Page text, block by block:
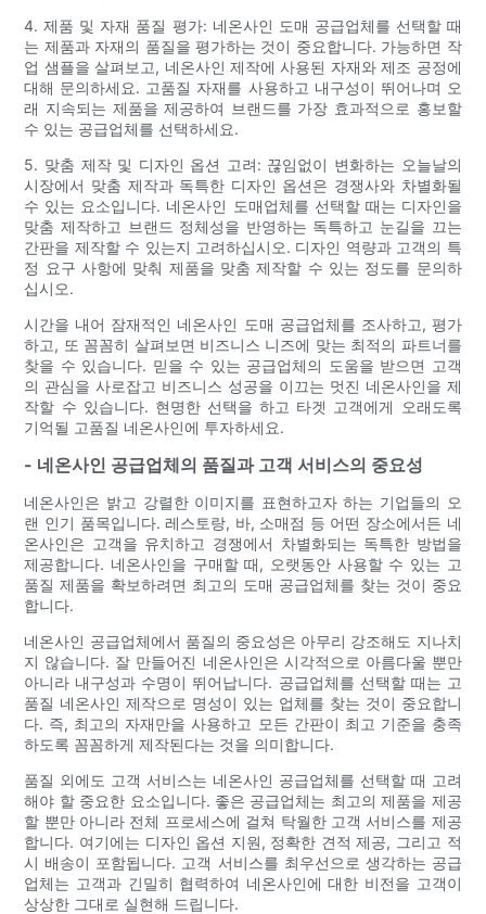
4. 제품 및 자재 품질 평가: 네온사인 도매 공급업체를 선택할 때
는 제품과 자재의 품질을 평가하는 것이 중요합니다. 가능하면 작
업 샘플을 살펴보고, 네온사인 제작에 사용된 자재와 제조 공정에
대해 문의하세요. 고품질 자재를 사용하고 내구성이 뛰어나며 오
래 지속되는 제품을 제공하여 브랜드를 가장 효과적으로 홍보할
수 있는 공급업체를 선택하세요.
5. 맞춤 제작 및 디자인 옵션 고려: 끊임없이 변화하는 오늘날의
시장에서 맞춤 제작과 독특한 디자인 옵션은 경쟁사와 차별화될
수 있는 요소입니다. 네온사인 도매업체를 선택할 때는 디자인을
맞춤 제작하고 브랜드 정체성을 반영하는 독특하고 눈길을 끄는
간판을 제작할 수 있는지 고려하십시오. 디자인 역량과 고객의 특
정 요구 사항에 맞춰 제품을 맞춤 제작할 수 있는 정도를 문의하
십시오.
시간을 내어 잠재적인 네온사인 도매 공급업체를 조사하고, 평가
하고, 또 꼼꼼히 살펴보면 비즈니스 니즈에 맞는 최적의 파트너를
찾을 수 있습니다. 믿을 수 있는 공급업체의 도움을 받으면 고객
의 관심을 사로잡고 비즈니스 성공을 이끄는 멋진 네온사인을 제
작할 수 있습니다. 현명한 선택을 하고 타겟 고객에게 오래도록
기억될 고품질 네온사인에 투자하세요.
- 네온사인 공급업체의 품질과 고객 서비스의 중요성
네온사인은 밝고 강렬한 이미지를 표현하고자 하는 기업들의 오
랜 인기 품목입니다. 레스토랑, 바, 소매점 등 어떤 장소에서든 네
온사인은 고객을 유치하고 경쟁에서 차별화되는 독특한 방법을
제공합니다. 네온사인을 구매할 때, 오랫동안 사용할 수 있는 고
품질 제품을 확보하려면 최고의 도매 공급업체를 찾는 것이 중요
합니다.
네온사인 공급업체에서 품질의 중요성은 아무리 강조해도 지나치
지 않습니다. 잘 만들어진 네온사인은 시각적으로 아름다울 뿐만
아니라 내구성과 수명이 뛰어납니다. 공급업체를 선택할 때는 고
품질 네온사인 제작으로 명성이 있는 업체를 찾는 것이 중요합니
다. 즉, 최고의 자재만을 사용하고 모든 간판이 최고 기준을 충족
하도록 꼼꼼하게 제작된다는 것을 의미합니다.
품질 외에도 고객 서비스는 네온사인 공급업체를 선택할 때 고려
해야 할 중요한 요소입니다. 좋은 공급업체는 최고의 제품을 제공
할 뿐만 아니라 전체 프로세스에 걸쳐 탁월한 고객 서비스를 제공
합니다. 여기에는 디자인 옵션 지원, 정확한 견적 제공, 그리고 적
시 배송이 포함됩니다. 고객 서비스를 최우선으로 생각하는 공급
업체는 고객과 긴밀히 협력하여 네온사인에 대한 비전을 고객이
상상한 그대로 실현해 드립니다.